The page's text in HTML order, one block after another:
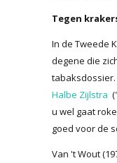
Tegen
In de Tweede
degene die
tabaksdossier.
Halbe Zijlstra
u wel gaat
goed voor de
Van 't Wout